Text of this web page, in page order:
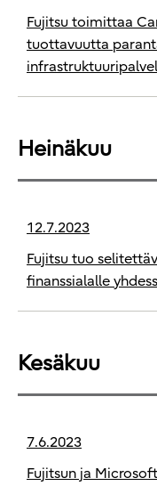
Fujitsu toimittaa
tuottavuutta
Heinäkuu
12.7.2023
Fujitsu tuo
finanssialalle
Kesäkuu
7.6.2023
Fujitsun ja